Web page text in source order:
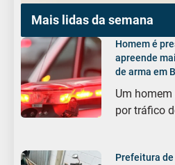
Mais lidas da semana
Homem é
apreende
de arma em
Um
por tráfico
Prefeitura